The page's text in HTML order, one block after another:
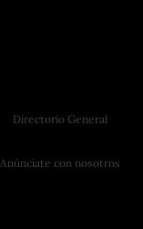
Directorio General
Anúnciate con nosotros